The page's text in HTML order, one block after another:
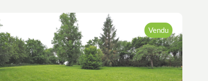
Vendu